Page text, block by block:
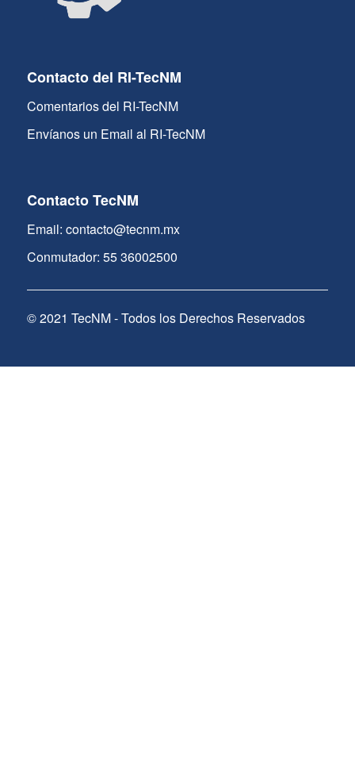
Contacto del RI-TecNM
Comentarios del RI-TecNM
Envíanos un Email al RI-TecNM
Contacto TecNM
Email: contacto@tecnm.mx
Conmutador: 55 36002500
© 2021 TecNM - Todos los Derechos Reservados